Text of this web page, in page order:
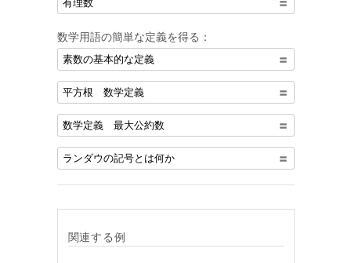
数学用語の簡単な定義を得る：
素数の基本的な定義
平方根 数学定義
数学定義 最大公約数
ランダウの記号とは何か
関連する例